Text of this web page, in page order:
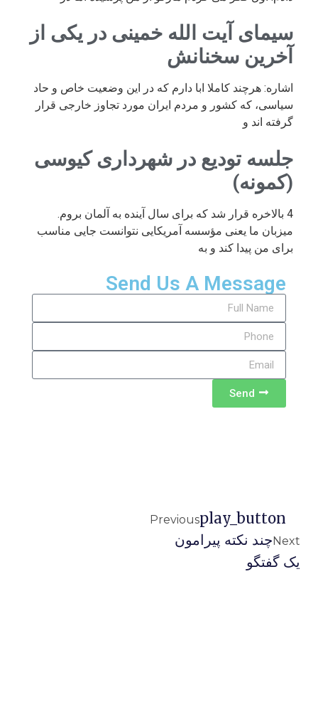
سیمای آیت الله خمینی در یکی از
آخرین سخنانش
اشاره: هرچند کاملا ابا دارم که در این وضعیت خاص و حاد
سیاسی، که کشور و مردم ایران مورد تجاوز خارجی قرار
گرفته اند و
جلسه تودیع در شهرداری کیوسی
(کمونه)
4 بالاخره قرار شد که برای سال آینده به آلمان بروم.
میزبان ما یعنی مؤسسه آمریکایی نتوانست جایی مناسب
برای من پیدا کند و به
Send Us A Message
Send
PreviousPlay_button
Nextچند نکته پیرامون
یک گفتگو